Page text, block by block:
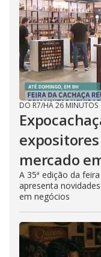
DO R7/HÁ 26 MINUTOS
mercado
A 35ª edição da
apresenta
em negócios